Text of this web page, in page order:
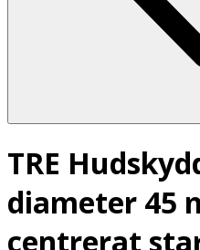
TRE
diameter 45
centrerat